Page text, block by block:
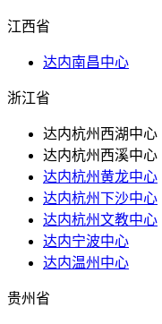
江西省
达内南昌中心
浙江省
达内杭州西湖中心
达内杭州西溪中心
达内杭州黄龙中心
达内杭州下沙中心
达内杭州文教中心
达内宁波中心
达内温州中心
贵州省